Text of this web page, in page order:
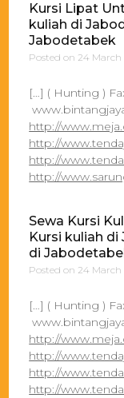
Kursi Lipat
kuliah di
Jabodetabek
Posted on 24 March
[…] ( Hunting )
http://
http://
http://
http://
Sewa Kursi
Kursi kuliah
di
Posted on 24 March
[…] ( Hunting )
http://
http://
http://
http://